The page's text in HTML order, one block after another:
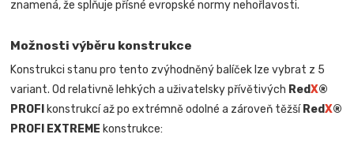
znamená, že splňuje přísné evropské normy nehořlavosti.
Možnosti výběru konstrukce
Konstrukci stanu pro tento zvýhodněný balíček lze vybrat z 5
variant. Od relativně lehkých a uživatelsky přívětivých RedX®
PROFIkonstrukcí až po extrémně odolné a zároveň těžší RedX®
PROFI EXTREME konstrukce: